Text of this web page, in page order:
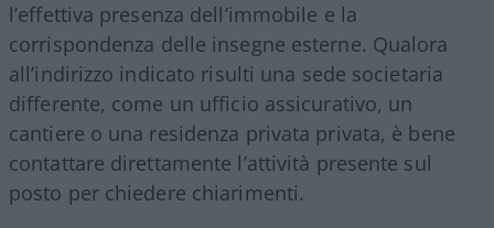
l’effettiva presenza dell’immobile e la
corrispondenza delle insegne esterne. Qualora
all’indirizzo indicato risulti una sede societaria
differente, come un ufficio assicurativo, un
cantiere o una residenza privata privata, è bene
contattare direttamente l’attività presente sul
posto per chiedere chiarimenti.